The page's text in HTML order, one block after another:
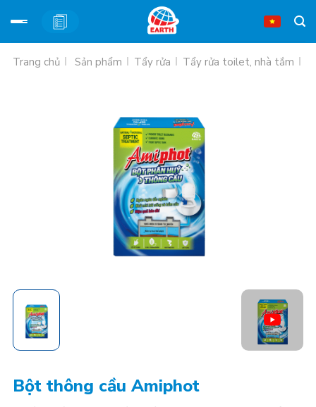
quaTrang chủ Sản phẩm Tẩy rửa Tẩy rửa toilet, nhà tắm
Bột thông cầu Amiphot